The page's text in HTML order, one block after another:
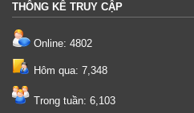
THÔNG KÊ TRUY CẬP
Online: 4802
Hôm qua: 7,348
Trong tuần: 6,103